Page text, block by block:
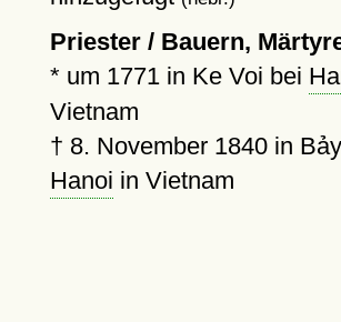
Priester / Bauern,
* um 1771in Ke Voi bei
Vietnam
† 8. November 1840in
Hanoi in Vietnam